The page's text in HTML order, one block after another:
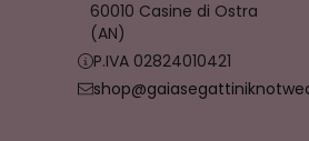
60010 Casine di Ostra
(AN)
P.IVA 02824010421